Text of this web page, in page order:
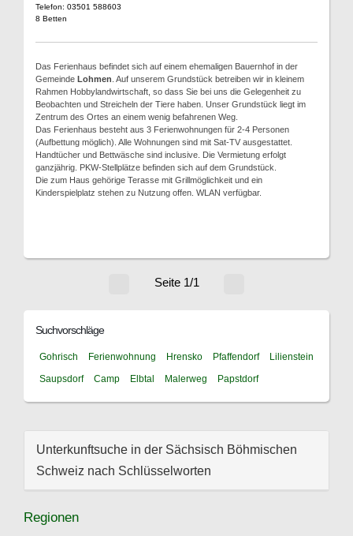
Telefon: 03501 588603
8 Betten
Das Ferienhaus befindet sich auf einem ehemaligen Bauernhof in der
Gemeinde Lohmen . Auf unserem Grundstück betreiben wir in kleinem
Rahmen Hobbylandwirtschaft, so dass Sie bei uns die Gelegenheit zu
Beobachten und Streicheln der Tiere haben. Unser Grundstück liegt im
Zentrum des Ortes an einem wenig befahrenen Weg.
Das Ferienhaus besteht aus 3 Ferienwohnungen für 2-4 Personen
(Aufbettung möglich). Alle Wohnungen sind mit Sat-TV ausgestattet.
Handtücher und Bettwäsche sind inclusive. Die Vermietung erfolgt
ganzjährig. PKW-Stellplätze befinden sich auf dem Grundstück.
Die zum Haus gehörige Terasse mit Grillmöglichkeit und ein
Kinderspielplatz stehen zu Nutzung offen. WLAN verfügbar.
Seite 1/1
Suchvorschläge
Gohrisch Ferienwohnung Hrensko Pfaffendorf
Lilienstein
Saupsdorf
Camp Elbtal Malerweg Papstdorf
Unterkunftsuche in der Sächsisch Böhmischen
Schweiz nach Schlüsselworten
Regionen